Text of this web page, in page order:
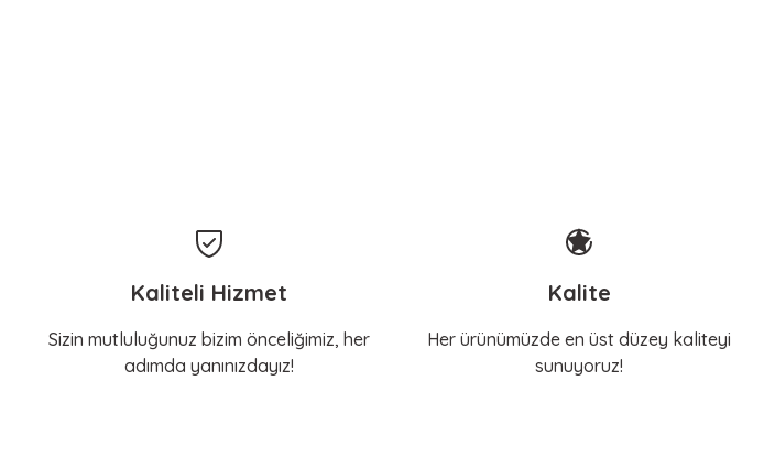
Kaliteli Hizmet
Sizin mutluluğunuz bizim önceliğimiz, her
adımda yanınızdayız!
Kalite
Her ürünümüzde en üst düzey kaliteyi
sunuyoruz!